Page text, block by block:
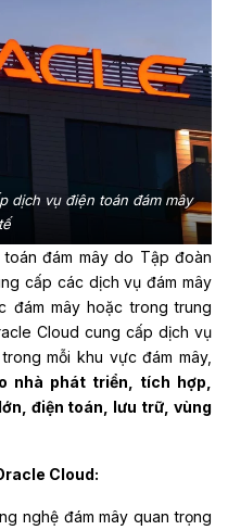
dịch vụ điện toán đám mây
đám mây do Tập đoàn
cấp các dịch vụ đám mây
đám mây hoặc trong trung
Cloud cung cấp dịch vụ
mỗi khu vực đám mây,
nhà phát triển, tích hợp,
điện toán, lưu trữ, vùng
Cloud:
nghệ đám mây quan trọng